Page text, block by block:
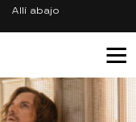
Allí abajo